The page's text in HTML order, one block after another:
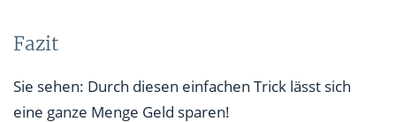
Fazit
Sie sehen: Durch diesen einfachen Trick lässt sich
eine ganze Menge Geld sparen!